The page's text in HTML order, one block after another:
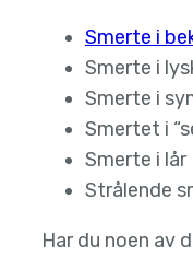
Smerte i
Smerte i
Smerte i
Smertet i
Smerte i lår
Strålende
Har du noen av